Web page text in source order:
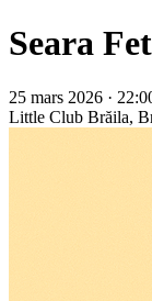
Seara
25 mars 2026 ·
Little Club Brăila,